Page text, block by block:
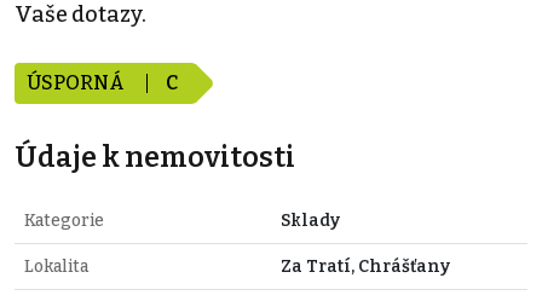
Vaše dotazy.
ÚSPORNÁ C
Údaje k nemovitosti
Kategorie Sklady
Lokalita Za Tratí, Chrášťany